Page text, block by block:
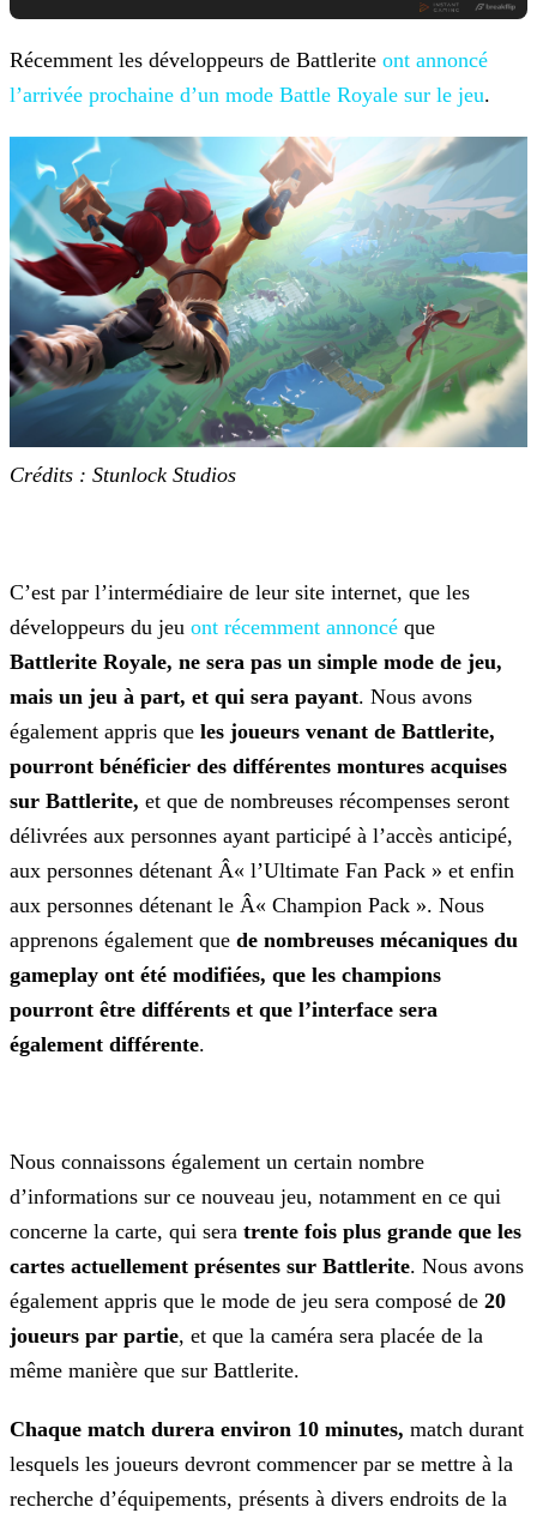
Récemment les développeurs de Battlerite ont annoncé
l’arrivée prochaine d’un mode Battle Royale sur le jeu.
Crédits : Stunlock Studios
C’est par l’intermédiaire de leur site internet, que les
développeurs du jeu ont récemment annoncé que
Battlerite Royale, ne sera pas un simple mode de jeu,
mais un jeu à part, et qui sera payant. Nous avons
également appris que les joueurs venant de Battlerite,
pourront bénéficier des différentes montures acquises
sur Battlerite, et que de nombreuses récompenses seront
délivrées aux personnes ayant participé à l’accès anticipé,
aux personnes détenant Â« l’Ultimate Fan Pack » et enfin
aux personnes détenant le Â« Champion Pack ». Nous
apprenons également que de nombreuses mécaniques du
gameplay ont été modifiées, que les champions
pourront être différents et que l’interface sera
également différente.
Nous connaissons également un certain nombre
d’informations sur ce nouveau jeu, notamment en ce qui
concerne la carte, qui sera trente fois plus grande que les
cartes actuellement présentes sur Battlerite. Nous avons
également appris que le mode de jeu sera composé de 20
joueurs par partie, et que la caméra sera placée de la
même manière que sur Battlerite.
Chaque match durera environ 10 minutes, match durant
lesquels les joueurs devront commencer par se mettre à la
recherche d’équipements, présents à divers endroits de la